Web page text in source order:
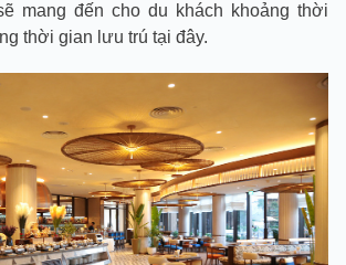
mang đến cho du khách khoảng thời
thời gian lưu trú tại đây.